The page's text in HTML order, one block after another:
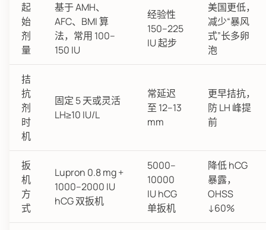
起
始
剂
量
基于 AMH、
AFC、BMI 算
法，常用 100–
150 IU
经验性
150–225
IU 起步
美国更低，
减少“暴风
式”长多卵
泡
拮
抗
剂
时
机
固定 5 天或灵活
LH≥10 IU/L
常延迟
至 12–13
mm
更早拮抗，
防 LH 峰提
前
扳
机
方
式
Lupron 0.8 mg +
1000–2000 IU
hCG 双扳机
5000–
10000
IU hCG
单扳机
降低 hCG
暴露，
OHSS
↓60%